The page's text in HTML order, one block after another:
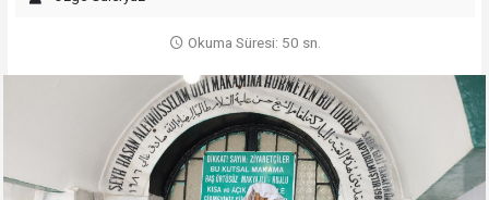
Okuma Süresi: 50 sn.